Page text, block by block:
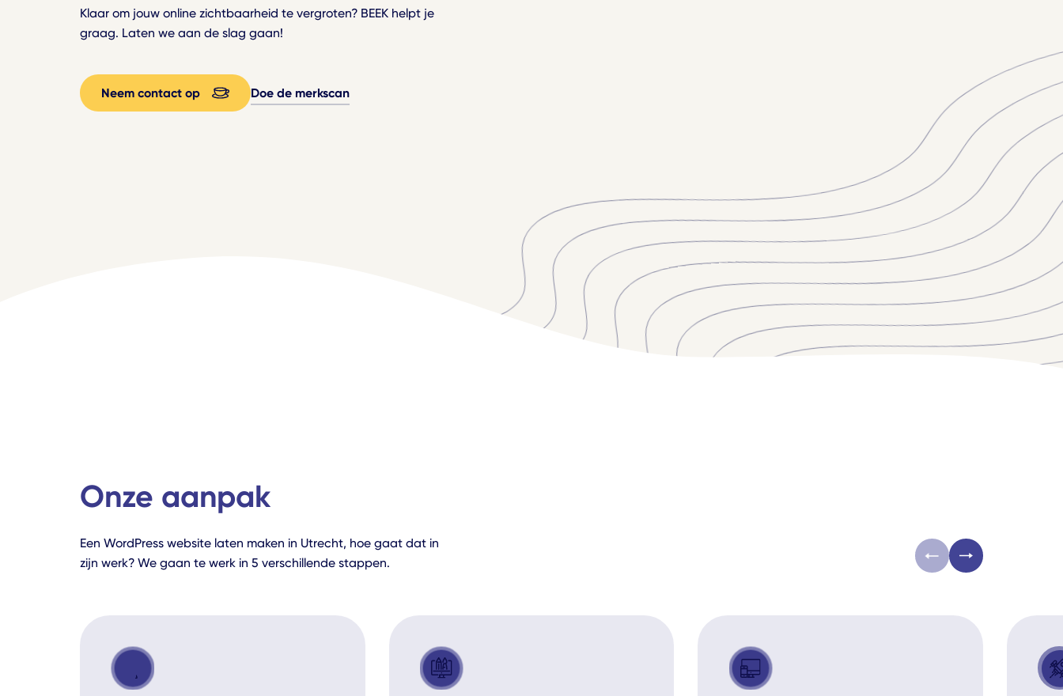
Klaar om jouw online zichtbaarheid te vergroten? BEEK helpt je
graag. Laten we aan de slag gaan!
Neem contact op Doe de merkscan
Onze aanpak
Een WordPress website laten maken in Utrecht, hoe gaat dat in
zijn werk? We gaan te werk in 5 verschillende stappen.